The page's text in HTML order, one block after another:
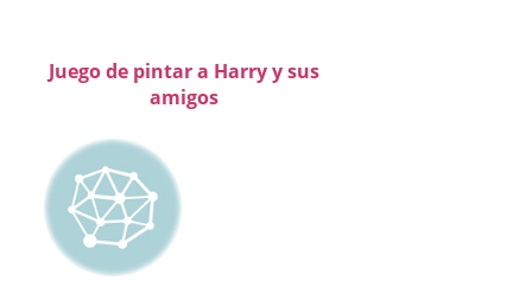
Juego de pintar a Harry y sus
amigos